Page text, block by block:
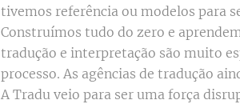
tivemos referência ou modelos para
Construímos tudo do zero e
tradução e interpretação são muito
processo. As agências de tradução
A Tradu veio para ser uma força